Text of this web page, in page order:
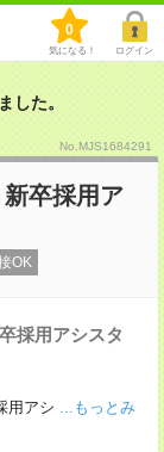
0
気になる！ ログイン
した。
No.MJS1684291
卒採用ア
OK
採用アシスタ
用アシ ...もっとみ